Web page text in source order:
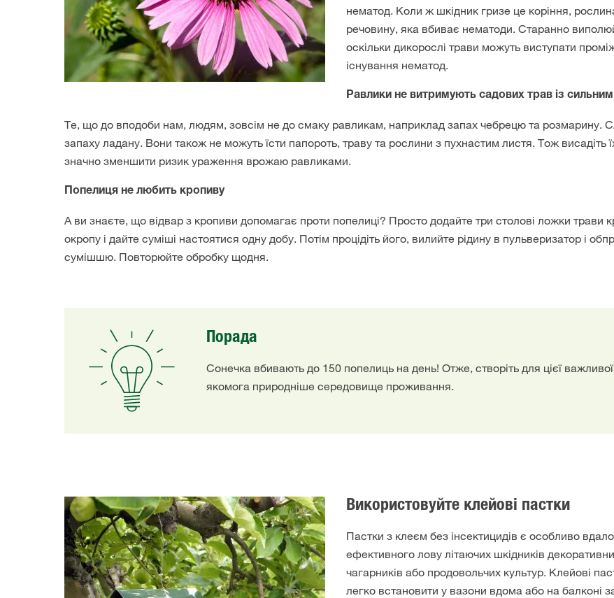
нематод. Коли ж шкідник гризе це коріння,
речовину, яка вбиває нематоди. Старанно
оскільки дикорослі трави можуть виступати
існування нематод.
Равлики не витримують садових трав із
Те, що до вподоби нам, людям, зовсім не до смаку равликам, наприклад запах чебрецю та розмарину.
запаху ладану. Вони також не можуть їсти папороть, траву та рослини з пухнастим листя. Тож висадіть
значно зменшити ризик ураження врожаю равликами.
Попелиця не любить кропиву
А ви знаєте, що відвар з кропиви допомагає проти попелиці? Просто додайте три столові ложки трави
окропу і дайте суміші настоятися одну добу. Потім процідіть його, вилийте рідину в пульверизатор і
сумішшю. Повторюйте обробку щодня.
Порада
Сонечка вбивають до 150 попелиць на день! Отже, створіть для цієї
якомога природніше середовище проживання.
Використовуйте клейові пастки
Пастки з клеєм без інсектицидів є особливо
ефективного лову літаючих шкідників
чагарників або продовольчих культур. Клейові
легко встановити у вазони вдома або на балконі